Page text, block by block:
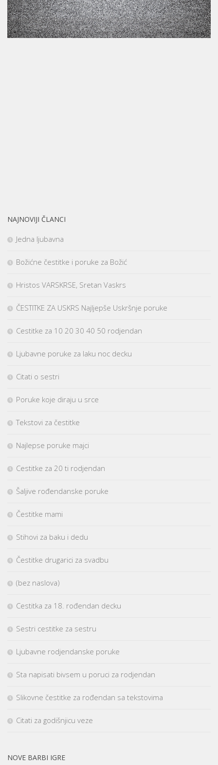
NAJNOVIJI ČLANCI
Jedna ljubavna
Božićne čestitke i poruke za Božić
Hristos VARSKRSE, Sretan Vaskrs
ČESTITKE ZA USKRS Najljepše Uskršnje poruke
Cestitke za 10 20 30 40 50 rodjendan
Ljubavne poruke za laku noc decku
Citati o sestri
Poruke koje diraju u srce
Tekstovi za čestitke
Najlepse poruke majci
Cestitke za 20 ti rodjendan
Šaljive rođendanske poruke
Čestitke mami
Stihovi za baku i dedu
Čestitke drugarici za svadbu
(bez naslova)
Cestitka za 18. rođendan decku
Sestri cestitke za sestru
Ljubavne rodjendanske poruke
Sta napisati bivsem u poruci za rodjendan
Slikovne čestitke za rođendan sa tekstovima
Citati za godišnjicu veze
NOVE BARBI IGRE